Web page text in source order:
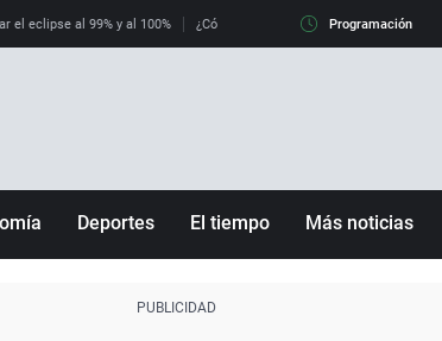
el eclipse al 99% y al 100% ¿Cómo es llegar a Italia con controles
Programación
Deportes El tiempo Más noticias